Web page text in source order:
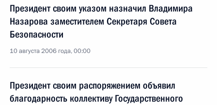
Президент своим указом назначил Владимира
Назарова заместителем Секретаря Совета
Безопасности
10 августа 2006 года, 00:00
Президент своим распоряжением объявил
благодарность коллективу Государственного